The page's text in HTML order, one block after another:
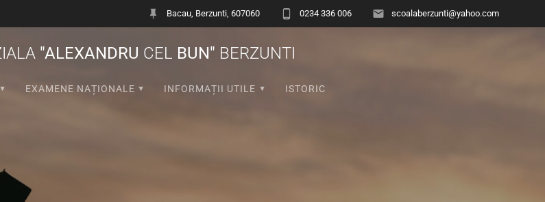
Bacau, Berzunti, 607060 0234 336 006 scoalaberzunti@yahoo.com
"ALEXANDRU CEL BUN" BERZUNTI
EXAMENE NAȚIONALE INFORMAȚII UTILE ISTORIC